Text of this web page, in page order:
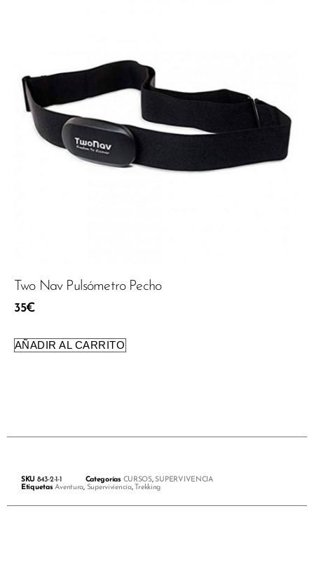
Two Nav Pulsómetro Pecho
35€
AÑADIR AL CARRITO
SKU 843-2-1-1 Categorías CURSOS,SUPERVIVENCIA
Etiquetas Aventura, Superviviencia,Trekking